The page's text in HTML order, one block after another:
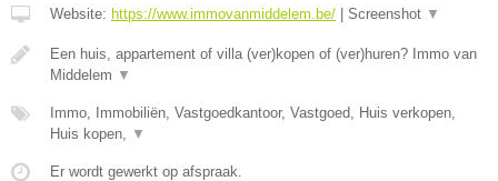
Website: https://www.immovanmiddelem.be/ Screenshot ▼
Een huis, appartement of villa (ver)kopen of (ver)huren? Immo van
Middelem ▼
Immo, Immobiliën, Vastgoedkantoor, Vastgoed, Huis verkopen,
Huis kopen,
▼
Er wordt gewerkt op afspraak.